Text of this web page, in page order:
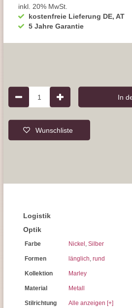
kostenfreie Lieferung DE, AT
5 Jahre Garantie
inkl. 20% MwSt.
1 In
Wunschliste
Logistik
Optik
Farbe Nickel , Silber
Formen länglich, rund
Kollektion Marley
Material Metall
Stilrichtung Alle anzeigen [+]